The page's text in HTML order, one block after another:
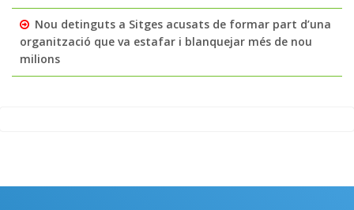
Nou detinguts a Sitges acusats de formar part d’una
organització que va estafar i blanquejar més de nou
milions